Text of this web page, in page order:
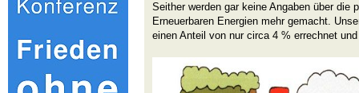
Seither werden gar keine Angaben über die
Erneuerbaren Energien mehr gemacht.
einen Anteil von nur circa 4 % errechnet